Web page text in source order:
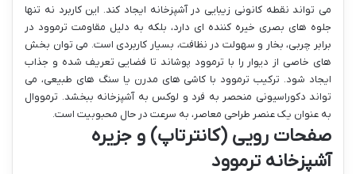
می تواند نقطه کانونی زیبایی در آشپزخانه ایجاد کند. این کاربرد نه تنها
جلوه های بصری خیره کننده ای دارد، بلکه به دلیل مقاومت ترموود در
برابر چربی، بخار و سهولت در نظافت، بسیار کاربردی است. می توان بخش
های خاصی از دیوار را با ترموود پوشاند تا فضایی تعریف شده و جذاب
ایجاد شود. ترکیب ترموود با کاشی های مدرن یا سنگ های طبیعی، می
تواند دکوراسیونی منحصر به فرد و لوکس به آشپزخانه ببخشد. ترمووال
به عنوان یک عنصر طراحی معاصر، به سرعت در حال محبوبیت است.
صفحات رویی (کانترتاپ) و جزیره
آشپزخانه ترموود